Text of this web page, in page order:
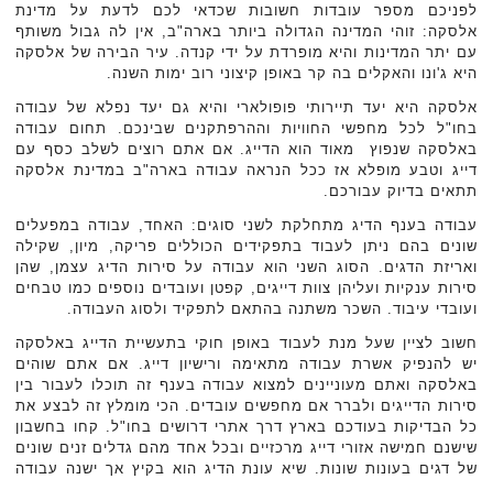
לפניכם מספר עובדות חשובות שכדאי לכם לדעת על מדינת
אלסקה: זוהי המדינה הגדולה ביותר בארה"ב, אין לה גבול משותף
עם יתר המדינות והיא מופרדת על ידי קנדה. עיר הבירה של אלסקה
היא ג'ונו והאקלים בה קר באופן קיצוני רוב ימות השנה.
אלסקה היא יעד תיירותי פופולארי והיא גם יעד נפלא של עבודה
בחו"ל לכל מחפשי החוויות וההרפתקנים שבינכם. תחום עבודה
באלסקה שנפוץ מאוד הוא הדייג. אם אתם רוצים לשלב כסף עם
דייג וטבע מופלא אז ככל הנראה עבודה בארה"ב במדינת אלסקה
תתאים בדיוק עבורכם.
עבודה בענף הדיג מתחלקת לשני סוגים: האחד, עבודה במפעלים
שונים בהם ניתן לעבוד בתפקידים הכוללים פריקה, מיון, שקילה
ואריזת הדגים. הסוג השני הוא עבודה על סירות הדיג עצמן, שהן
סירות ענקיות ועליהן צוות דייגים, קפטן ועובדים נוספים כמו טבחים
ועובדי עיבוד. השכר משתנה בהתאם לתפקיד ולסוג העבודה.
חשוב לציין שעל מנת לעבוד באופן חוקי בתעשיית הדייג באלסקה
יש להנפיק אשרת עבודה מתאימה ורישיון דייג. אם אתם שוהים
באלסקה ואתם מעוניינים למצוא עבודה בענף זה תוכלו לעבור בין
סירות הדייגים ולברר אם מחפשים עובדים. הכי מומלץ זה לבצע את
כל הבדיקות בעודכם בארץ דרך אתרי דרושים בחו"ל. קחו בחשבון
שישנם חמישה אזורי דייג מרכזיים ובכל אחד מהם גדלים זנים שונים
של דגים בעונות שונות. שיא עונת הדיג הוא בקיץ אך ישנה עבודה